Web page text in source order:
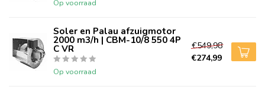
Op voorraad
Soler en Palau afzuigmotor
2000 m3/h | CBM-10/8 550 4P
C VR
Op voorraad
€549,98
€274,99